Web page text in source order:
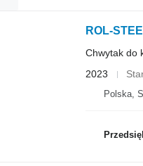
ROL-
Chwytak do
2023
Polska,